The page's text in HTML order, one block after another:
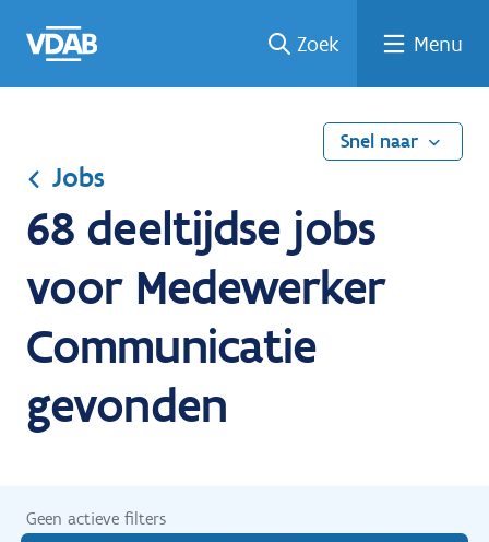
naar
een
een
job
naar
Zoek Menu
Snel naar
Jobs
68 deeltijdse jobs
voor Medewerker
Communicatie
gevonden
Geen actieve filters